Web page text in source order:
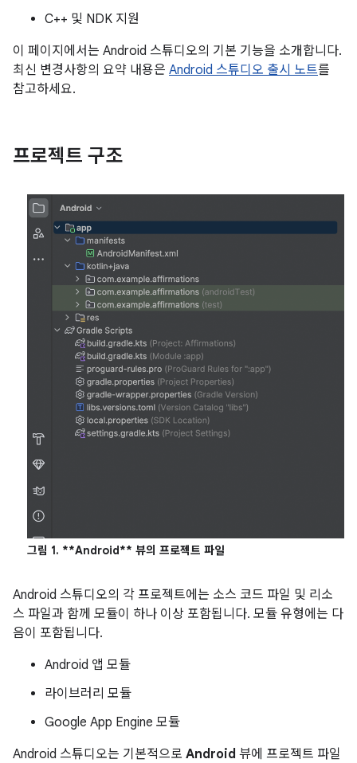
C++ 및 NDK 지원
이 페이지에서는 Android 스튜디오의 기본 기능을 소개합니다.
최신 변경사항의 요약 내용은 Android 스튜디오 출시 노트를
참고하세요.
프로젝트 구조
그림 1. **Android** 뷰의 프로젝트 파일
Android 스튜디오의 각 프로젝트에는 소스 코드 파일 및 리소
스 파일과 함께 모듈이 하나 이상 포함됩니다. 모듈 유형에는 다
음이 포함됩니다.
Android 앱 모듈
라이브러리 모듈
Google App Engine 모듈
Android 스튜디오는 기본적으로 Android 뷰에 프로젝트 파일